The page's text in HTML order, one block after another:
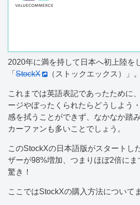
2020年に満を持して日本へ初上陸を
「 StockX （ストックエックス）」。
これまでは英語表記であったために
ージやぼったくられたらどうしよう
感を拭うことができず、なかなか踏
カーファンも多いことでしょう。
このStockXの日本語版がスタートし
ザーが98%増加、つまりほぼ2倍にま
驚き！
ここではStockXの購入方法について